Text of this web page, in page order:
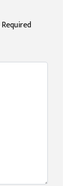
Required